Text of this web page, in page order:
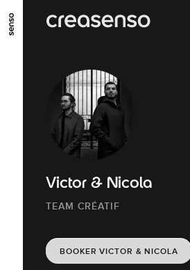
ALLER AU CONTENU PRINCIPAL
ALLER EN BAS DE PAGE
Victor & Nicola
TEAM CRÉATIF
BOOKER VICTOR & NICOLA